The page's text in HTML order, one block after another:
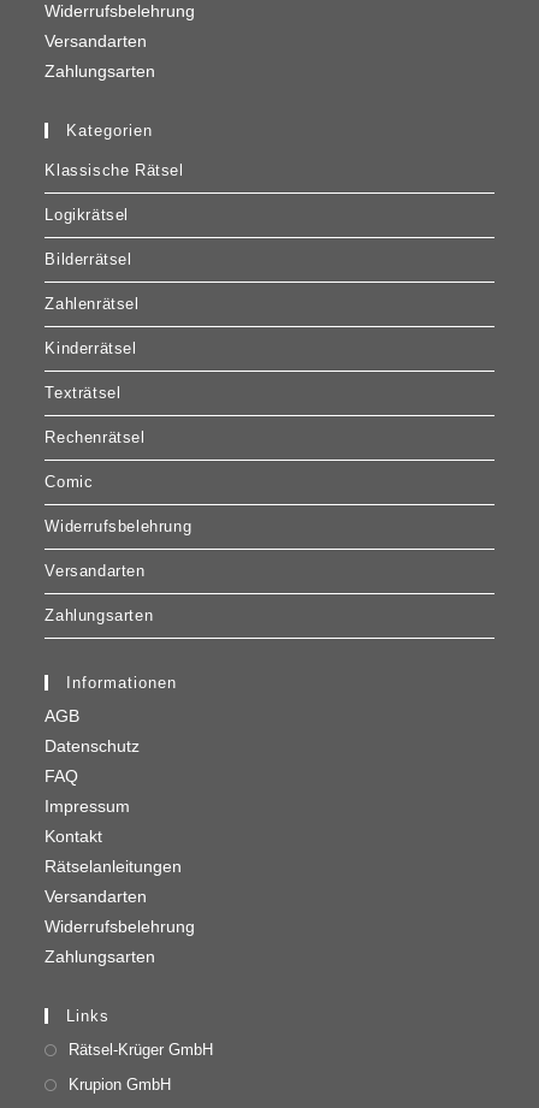
Widerrufsbelehrung
Versandarten
Zahlungsarten
Kategorien
Klassische Rätsel
Logikrätsel
Bilderrätsel
Zahlenrätsel
Kinderrätsel
Texträtsel
Rechenrätsel
Comic
Widerrufsbelehrung
Versandarten
Zahlungsarten
Informationen
AGB
Datenschutz
FAQ
Impressum
Kontakt
Rätselanleitungen
Versandarten
Widerrufsbelehrung
Zahlungsarten
Links
Rätsel-Krüger GmbH
Krupion GmbH